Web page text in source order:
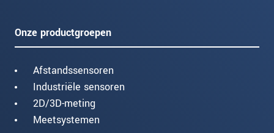
Onze productgroepen
Afstandssensoren
Industriële sensoren
2D/3D-meting
Meetsystemen